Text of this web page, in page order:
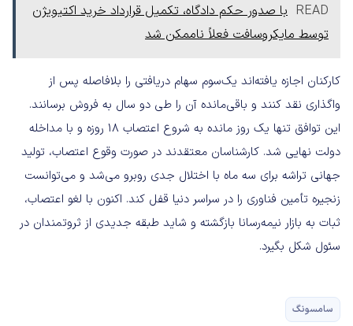
READ با صدور حکم دادگاه، تکمیل قرارداد خرید اکتیویژن
توسط مایکروسافت فعلاً ناممکن شد
کارکنان اجازه یافته‌اند یک‌سوم سهام دریافتی را بلافاصله پس از
واگذاری نقد کنند و باقی‌مانده آن را طی دو سال به فروش برسانند.
این توافق تنها یک روز مانده به شروع اعتصاب ۱۸ روزه و با مداخله
دولت نهایی شد. کارشناسان معتقدند در صورت وقوع اعتصاب، تولید
جهانی تراشه برای سه ماه با اختلال جدی روبرو می‌شد و می‌توانست
زنجیره تأمین فناوری را در سراسر دنیا قفل کند. اکنون با لغو اعتصاب،
ثبات به بازار نیمه‌رسانا بازگشته و شاید طبقه جدیدی از ثروتمندان در
سئول شکل بگیرد.
سامسونگ